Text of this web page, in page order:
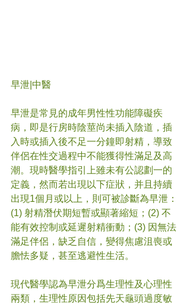
早泄 |中醫
早泄是常見的成年男性性功能障礙疾
病，即是行房時陰莖尚未插入陰道，插
入時或插入後不足一分鐘即射精，導致
伴侶在性交過程中不能獲得性滿足及高
潮。現時醫學指引上雖未有公認劃一的
定義，然而若出現以下症狀，并且持續
出現1個月或以上，則可被診斷為早泄：
(1) 射精潛伏期短暫或顯著縮短；(2) 不
能有效控制或延遲射精衝動；(3) 因無法
滿足伴侶，缺乏自信，變得焦慮沮喪或
膽怯多疑，甚至逃避性生活。
現代醫學認為早泄分爲生理性及心理性
兩類，生理性原因包括先天龜頭過度敏